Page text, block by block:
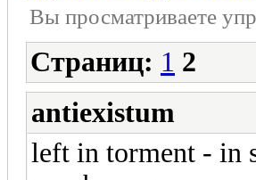
Вы просматриваете
Страниц: 1 2
antiexistum
left in torment - in